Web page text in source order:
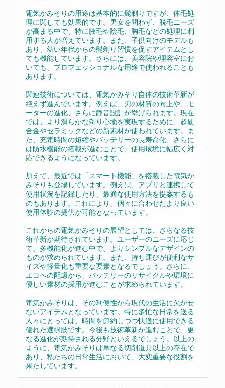
電気かみそりの用途は基本的に髭剃りですが、体毛処
理に関しても効果的です。男女を問わず、脱毛ニーズ
が高まる中で、特に腋毛や陰毛、胸毛などの処理に利
用する人が増えています。また、子供向けのモデルも
あり、幼い年代からの髭剃り習慣を促すアイテムとし
ても機能しています。さらには、美容院や理容室にお
いても、プロフェッショナルな用途で使われることも
あります。
関連技術については、電気かみそり自体の技術革新が
絶えず進んでいます。例えば、刃の材質の向上や、モ
ーターの進化、さらに静音設計が挙げられます。現在
では、より滑らかな剃り心地を実現するために、超硬
合金やセラミックなどの新素材が使われています。ま
た、充電時間の短縮やバッテリーの長寿命化、さらに
は防水機能の搭載が進むことで、使用環境に幅広く対
応できるようになっています。
加えて、最近では「スマート機能」を搭載した電気か
みそりも登場しています。例えば、アプリと連携して
使用状況を記録したり、最適な使用方法を提案するも
のもあります。これにより、個々に合わせたより良い
使用体験の提供が可能となっています。
これからの電気かみそりの展望としては、さらなる技
術革新が期待されています。ユーザーのニーズに応じ
て、多機能化が進む中で、よりシンプルなデザインの
ものが求められています。また、持ち運びが便利なサ
イズや軽量化も重要な要素となるでしょう。さらに、
エコへの配慮から、バッテリーのリサイクルや環境に
優しい素材の採用が進むことが求められています。
電気かみそりは、その利便性から現代の生活に欠かせ
ないアイテムとなっています。特に多忙な日常を送る
人々にとっては、時間を節約しつつ快適に使用できる
優れた選択肢です。今後も技術革新が進むことで、更
なる進化が期待される分野といえるでしょう。以上の
ように、電気かみそりは単なる切削道具以上の存在で
あり、私たちの日常生活において、大変重要な役割を
果たしています。